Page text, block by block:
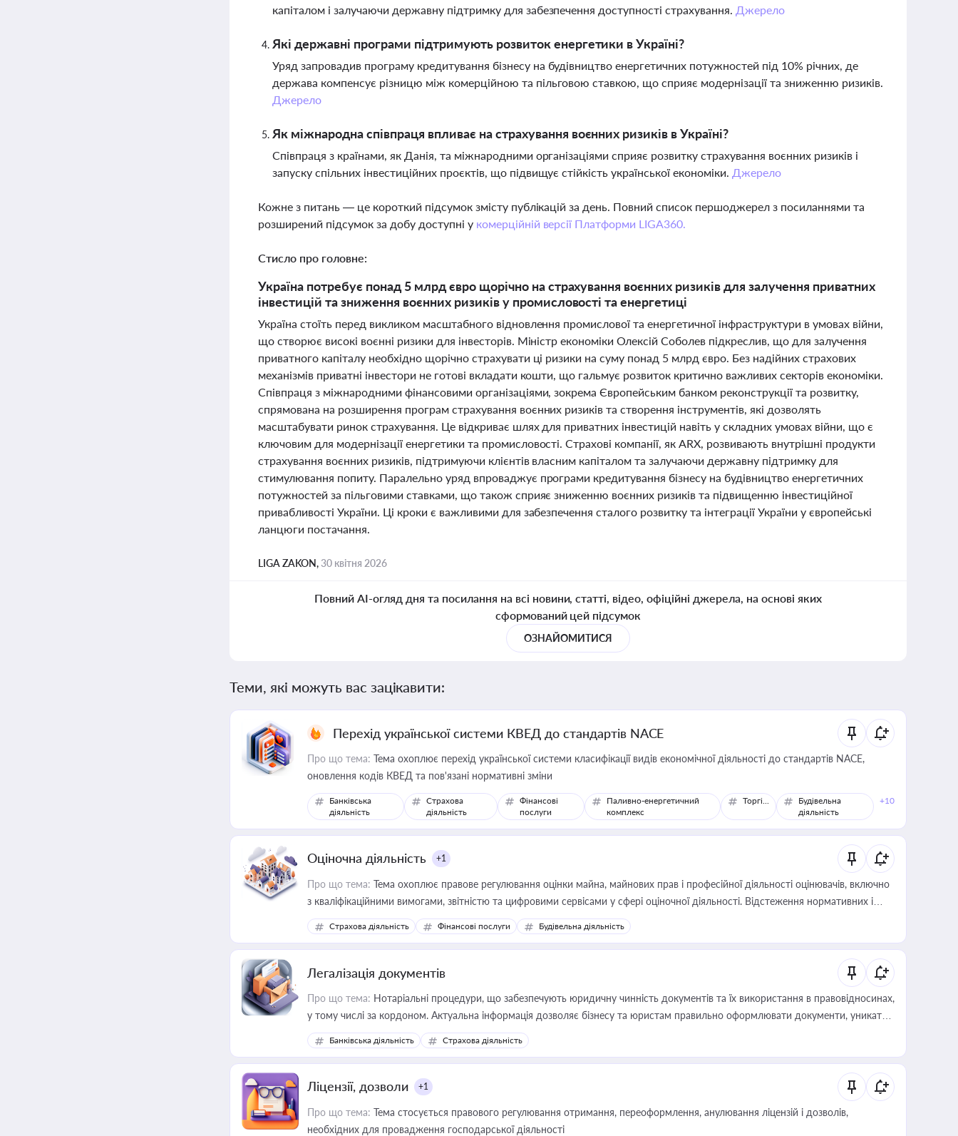
капіталом і залучаючи державну підтримку для забезпечення доступності страхування. Джерело
Які державні програми підтримують розвиток енергетики в Україні?
Уряд запровадив програму кредитування бізнесу на будівництво енергетичних потужностей під 10% річних, де
держава компенсує різницю між комерційною та пільговою ставкою, що сприяє модернізації та зниженню ризиків.
Джерело
Як міжнародна співпраця впливає на страхування воєнних ризиків в Україні?
Співпраця з країнами, як Данія, та міжнародними організаціями сприяє розвитку страхування воєнних ризиків і
запуску спільних інвестиційних проєктів, що підвищує стійкість української економіки. Джерело
Кожне з питань — це короткий підсумок змісту публікацій за день. Повний список першоджерел з посиланнями та
розширений підсумок за добу доступні у комерційній версії Платформи LIGA360.
Стисло про головне:
Україна потребує понад 5 млрд євро щорічно на страхування воєнних ризиків для залучення приватних
інвестицій та зниження воєнних ризиків у промисловості та енергетиці
Україна стоїть перед викликом масштабного відновлення промислової та енергетичної інфраструктури в умовах війни,
що створює високі воєнні ризики для інвесторів. Міністр економіки Олексій Соболев підкреслив, що для залучення
приватного капіталу необхідно щорічно страхувати ці ризики на суму понад 5 млрд євро. Без надійних страхових
механізмів приватні інвестори не готові вкладати кошти, що гальмує розвиток критично важливих секторів економіки.
Співпраця з міжнародними фінансовими організаціями, зокрема Європейським банком реконструкції та розвитку,
спрямована на розширення програм страхування воєнних ризиків та створення інструментів, які дозволять
масштабувати ринок страхування. Це відкриває шлях для приватних інвестицій навіть у складних умовах війни, що є
ключовим для модернізації енергетики та промисловості. Страхові компанії, як ARX, розвивають внутрішні продукти
страхування воєнних ризиків, підтримуючи клієнтів власним капіталом та залучаючи державну підтримку для
стимулювання попиту. Паралельно уряд впроваджує програми кредитування бізнесу на будівництво енергетичних
потужностей за пільговими ставками, що також сприяє зниженню воєнних ризиків та підвищенню інвестиційної
привабливості України. Ці кроки є важливими для забезпечення сталого розвитку та інтеграції України у європейські
ланцюги постачання.
LIGA ZAKON,30 квітня 2026
Повний AI-огляд дня та посилання на всі новини, статті, відео, офіційні джерела, на основі яких
сформований цей підсумок
ОЗНАЙОМИТИСЯ
Теми, які можуть вас зацікавити:
Перехід української системи КВЕД до стандартів NACE
Про що тема: Тема охоплює перехід української системи класифікації видів економічної діяльності до стандартів NACE,
оновлення кодів КВЕД та пов'язані нормативні зміни
Банківська
діяльність
Страхова
діяльність
Фінансові
послуги
Паливно-енергетичний
комплекс
Торгівля
Будівельна
діяльність
+10
Оціночна діяльність +1
Про що тема: Тема охоплює правове регулювання оцінки майна, майнових прав і професійної діяльності оцінювачів, включно
з кваліфікаційними вимогами, звітністю та цифровими сервісами у сфері оціночної діяльності. Відстеження нормативних і
медійних змін у цій сфері корисне для власника бізнесу, керівника, юриста або бухгалтера під час оподаткування,
приватизації, оренди державного майна, корпоративних угод і перевірки статусу суб'єктів оціночної діяльності
Страхова діяльність Фінансові послуги Будівельна діяльність
Легалізація документів
Про що тема: Нотаріальні процедури, що забезпечують юридичну чинність документів та їх використання в правовідносинах,
у тому числі за кордоном. Актуальна інформація дозволяє бізнесу та юристам правильно оформлювати документи, уникати
ризиків недійсності та забезпечувати їх належне прийняття органами влади та контрагентами
Банківська діяльність Страхова діяльність
Ліцензії, дозволи +1
Про що тема: Тема стосується правового регулювання отримання, переоформлення, анулювання ліцензій і дозволів,
необхідних для провадження господарської діяльності